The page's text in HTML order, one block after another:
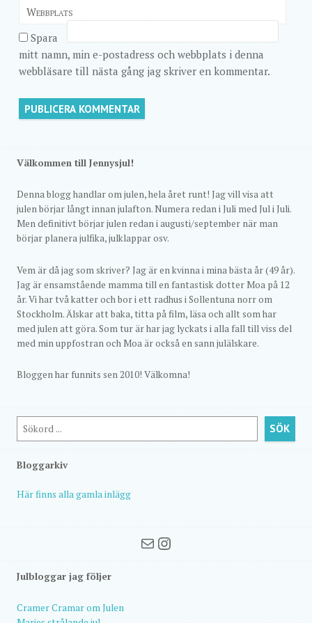
Webbplats
Spara
mitt namn, min e-postadress och webbplats i denna
webbläsare till nästa gång jag skriver en kommentar.
Välkommen till Jennysjul!
Denna blogg handlar om julen, hela året runt! Jag vill visa att
julen börjar långt innan julafton. Numera redan i Juli med Jul i Juli.
Men definitivt börjar julen redan i augusti/september när man
börjar planera julfika, julklappar osv.
Vem är då jag som skriver? Jag är en kvinna i mina bästa år (49 år).
Jag är ensamstående mamma till en fantastisk dotter Moa på 12
år. Vi har två katter och bor i ett radhus i Sollentuna norr om
Stockholm. Älskar att baka, titta på film, läsa och allt som har
med julen att göra. Som tur är har jag lyckats i alla fall till viss del
med min uppfostran och Moa är också en sann julälskare.
Bloggen har funnits sen 2010! Välkomna!
SÖK
Bloggarkiv
Här finns alla gamla inlägg
MailInstagram
Julbloggar jag följer
Cramer Cramar om Julen